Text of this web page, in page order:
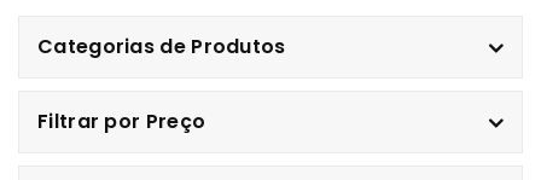
Categorias de Produtos
Filtrar por Preço